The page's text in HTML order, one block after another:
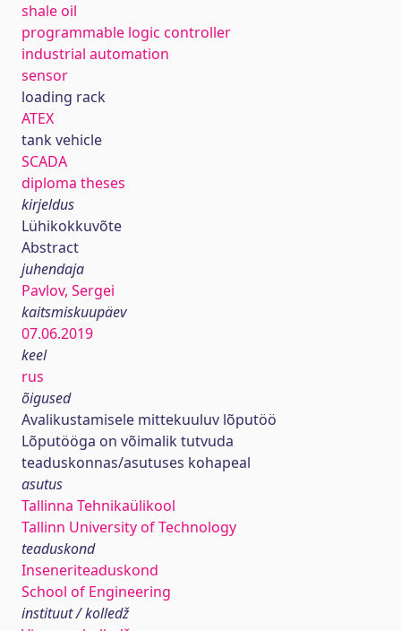
shale oil
programmable logic controller
industrial automation
sensor
loading rack
ATEX
tank vehicle
SCADA
diploma theses
kirjeldus
Lühikokkuvõte
Abstract
juhendaja
Pavlov, Sergei
kaitsmiskuupäev
07.06.2019
keel
rus
õigused
Avalikustamisele mittekuuluv lõputöö
Lõputööga on võimalik tutvuda
teaduskonnas/asutuses kohapeal
asutus
Tallinna Tehnikaülikool
Tallinn University of Technology
teaduskond
Inseneriteaduskond
School of Engineering
instituut / kolledž